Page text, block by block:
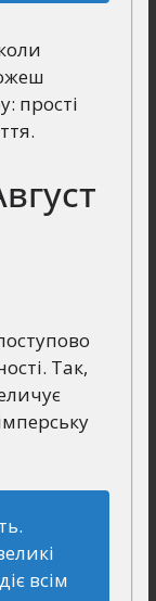
прості
Так,
всім